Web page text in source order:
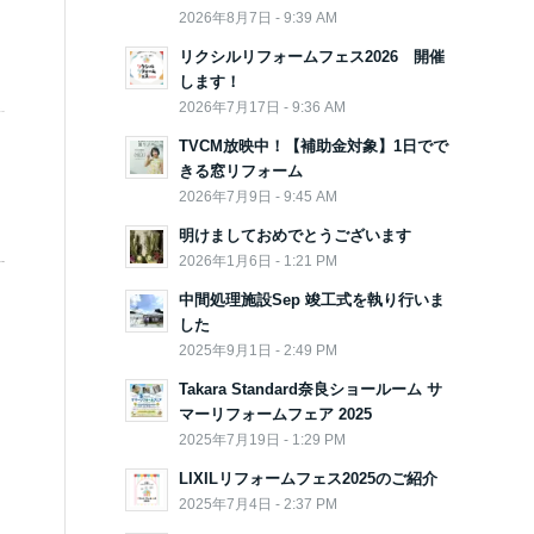
2026年8月7日 - 9:39 AM
リクシルリフォームフェス2026 開催
します！
2026年7月17日 - 9:36 AM
TVCM放映中！【補助金対象】1日でで
きる窓リフォーム
2026年7月9日 - 9:45 AM
明けましておめでとうございます
2026年1月6日 - 1:21 PM
中間処理施設Sep 竣工式を執り行いま
した
2025年9月1日 - 2:49 PM
Takara Standard奈良ショールーム サ
マーリフォームフェア 2025
2025年7月19日 - 1:29 PM
LIXILリフォームフェス2025のご紹介
2025年7月4日 - 2:37 PM